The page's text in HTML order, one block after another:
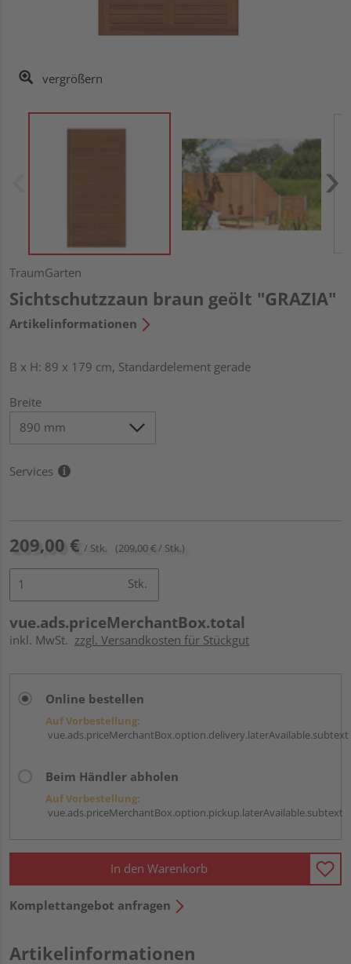
vergrößern
TraumGarten
Sichtschutzzaun braun geölt "GRAZIA"
Artikelinformationen
B x H: 89 x 179 cm, Standardelement gerade
Breite
Services
209,00 € / Stk. (209,00 € / Stk.)
Stk.
vue.ads.priceMerchantBox.total
inkl. MwSt. zzgl. Versandkosten für Stückgut
Online bestellen
Auf Vorbestellung:
vue.ads.priceMerchantBox.option.delivery.laterAvailable.subtext
Beim Händler abholen
Auf Vorbestellung:
vue.ads.priceMerchantBox.option.pickup.laterAvailable.subtext
In den Warenkorb
Komplettangebot anfragen
Artikelinformationen